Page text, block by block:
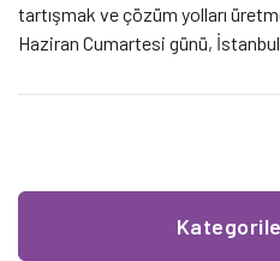
tartışmak ve çözüm yolları
Haziran Cumartesi günü,
Ormanlarını savunan kişi,